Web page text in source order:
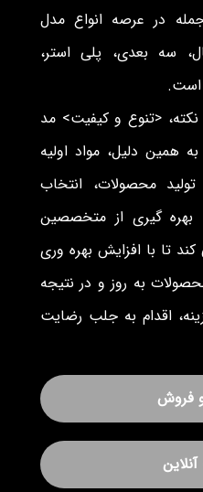
در عرصه انواع مدل
سه بعدی، پلی استر،
است.
نکته، <تنوع و کیفیت> مد
همین دلیل، مواد اولیه
محصولات، انتخاب
بهره گیری از متخصصین
تا با افزایش بهره وری
به روز و در نتیجه
اقدام به جلب رضایت
فروش